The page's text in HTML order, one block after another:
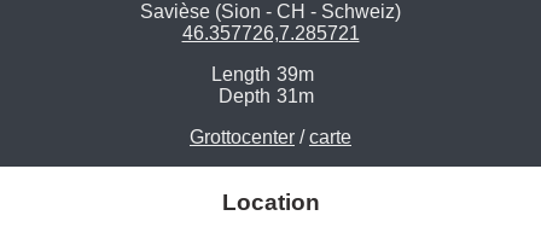
Savièse (Sion - CH - Schweiz)
46.357726,7.285721
Length 39m
Depth 31m
Grottocenter /carte
Location